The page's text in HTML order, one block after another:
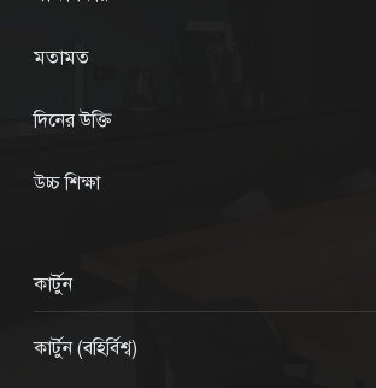
মতামত
দিনের উক্তি
উচ্চ শিক্ষা
কার্টুন
কার্টুন (বহির্বিশ্ব)